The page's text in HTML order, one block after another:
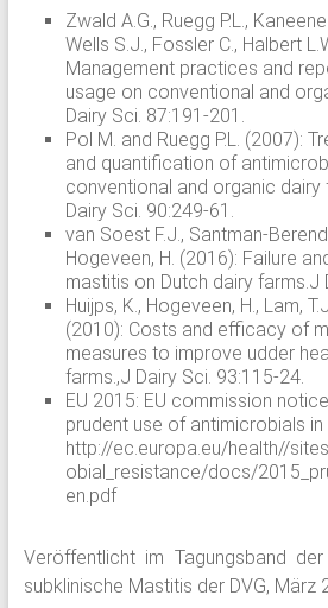
Zwald A.G., Ruegg P.L.,
Wells S.J., Fossler C., Halbert
Management practices and
usage on conventional and
Dairy Sci. 87:191-201.
Pol M. and Ruegg P.L. (2007):
and quantification of
conventional and organic dairy
Dairy Sci. 90:249-61.
van Soest F.J., Santman-
Hogeveen, H. (2016): Failure
mastitis on Dutch dairy farms.J
Huijps, K., Hogeveen, H., Lam,
(2010): Costs and efficacy of
measures to improve udder
farms.,J Dairy Sci. 93:115-24.
EU 2015: EU commission
prudent use of antimicrobials
http://ec.europa.eu/health//
obial_resistance/docs/
en.pdf
Veröffentlicht im Tagungsband
subklinische Mastitis der DVG, März